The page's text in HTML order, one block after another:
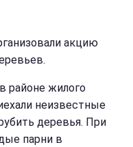
акцию
районе жилого
неизвестные
деревья. При
парни в